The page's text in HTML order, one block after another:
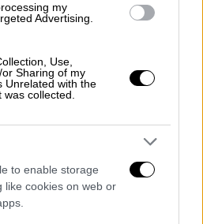
my
Advertising.
Use,
Sharing of my
Unrelated with the
collected.
to enable storage
like cookies on web or
καμία εκ των
κατηγορητήριο
τον λόγο αυτό
Ρένα Δούρου
η απόφαση αυτή, δύο
ότι θα ασκηθεί έφεση.
πράγματι το ζήτησε
έφεση για τρεις
που αρχικά
Δούρου